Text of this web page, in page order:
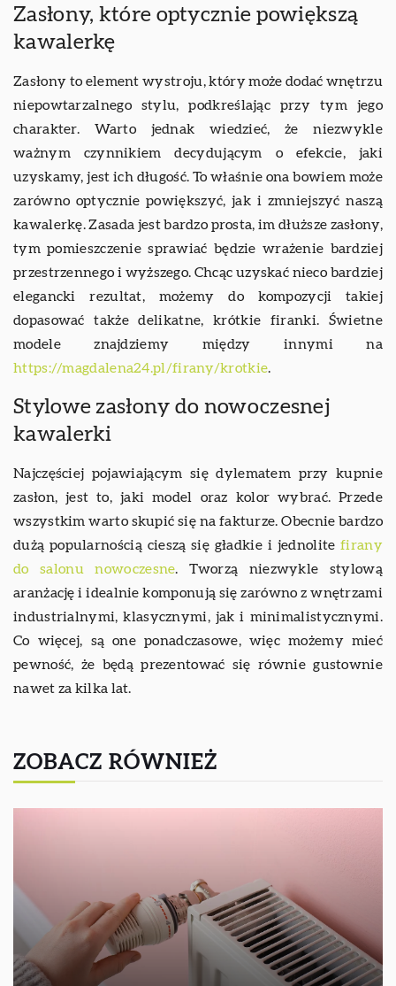
Zasłony, które optycznie powiększą
kawalerkę
Zasłony to element wystroju, który może dodać wnętrzu
niepowtarzalnego stylu, podkreślając przy tym jego
charakter. Warto jednak wiedzieć, że niezwykle
ważnym czynnikiem decydującym o efekcie, jaki
uzyskamy, jest ich długość. To właśnie ona bowiem może
zarówno optycznie powiększyć, jak i zmniejszyć naszą
kawalerkę. Zasada jest bardzo prosta, im dłuższe zasłony,
tym pomieszczenie sprawiać będzie wrażenie bardziej
przestrzennego i wyższego. Chcąc uzyskać nieco bardziej
elegancki rezultat, możemy do kompozycji takiej
dopasować także delikatne, krótkie firanki. Świetne
modele znajdziemy między innymi na
https://magdalena24.pl/firany/krotkie.
Stylowe zasłony do nowoczesnej
kawalerki
Najczęściej pojawiającym się dylematem przy kupnie
zasłon, jest to, jaki model oraz kolor wybrać. Przede
wszystkim warto skupić się na fakturze. Obecnie bardzo
dużą popularnością cieszą się gładkie i jednolitefirany
do salonu nowoczesne. Tworzą niezwykle stylową
aranżację i idealnie komponują się zarówno z wnętrzami
industrialnymi, klasycznymi, jak i minimalistycznymi.
Co więcej, są one ponadczasowe, więc możemy mieć
pewność, że będą prezentować się równie gustownie
nawet za kilka lat.
ZOBACZ RÓWNIEŻ